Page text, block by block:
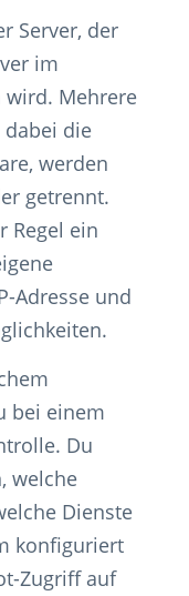
Server, der
im
wird. Mehrere
die
werden
getrennt.
Regel ein
Adresse und
bei einem
Du
welche
Dienste
konfiguriert
Zugriff auf